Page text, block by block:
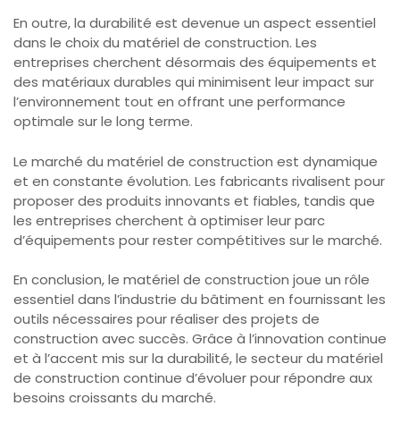
En outre, la durabilité est devenue un aspect essentiel
dans le choix du matériel de construction. Les
entreprises cherchent désormais des équipements et
des matériaux durables qui minimisent leur impact sur
l’environnement tout en offrant une performance
optimale sur le long terme.
Le marché du matériel de construction est dynamique
et en constante évolution. Les fabricants rivalisent pour
proposer des produits innovants et fiables, tandis que
les entreprises cherchent à optimiser leur parc
d’équipements pour rester compétitives sur le marché.
En conclusion, le matériel de construction joue un rôle
essentiel dans l’industrie du bâtiment en fournissant les
outils nécessaires pour réaliser des projets de
construction avec succès. Grâce à l’innovation continue
et à l’accent mis sur la durabilité, le secteur du matériel
de construction continue d’évoluer pour répondre aux
besoins croissants du marché.